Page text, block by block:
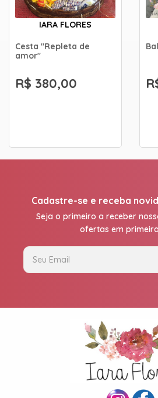
IARA FLORES
Cesta "Repleta de
amor"
R$ 380,00
Cadastre-se e receba
Seja o primeiro a receber
ofertas em